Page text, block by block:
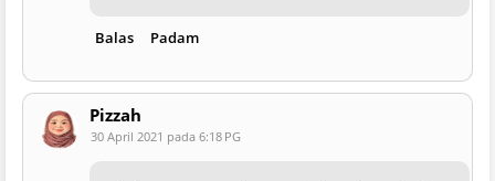
Balas Padam
Pizzah
30 April 2021 pada 6:18 PG